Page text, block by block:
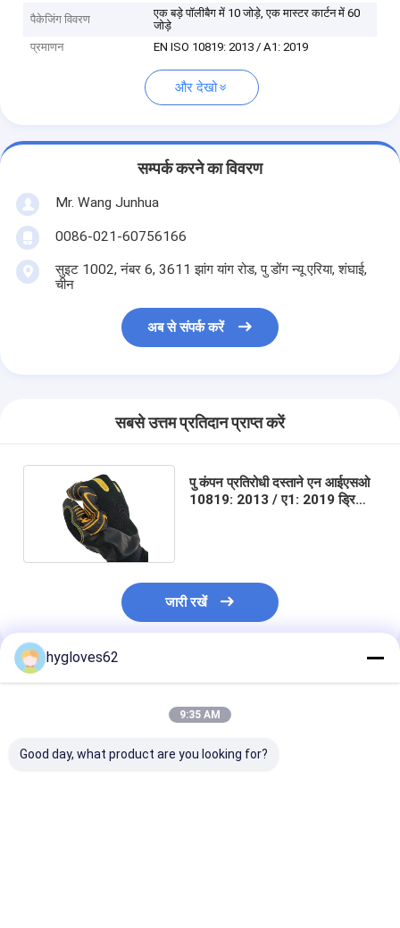
पैकेजिंग विवरण
एक बड़े पॉलीबैग में 10 जोड़े, एक मास्टर कार्टन में 60
जोड़े
प्रमाणन
EN ISO 10819: 2013 / A1: 2019
और देखो
सम्पर्क करने का विवरण
Mr. Wang Junhua
0086-021-60756166
सुइट 1002, नंबर 6, 3611 झांग यांग रोड, पु डोंग न्यू एरिया, शंघाई,
चीन
अब से संपर्क करें
सबसे उत्तम प्रतिदान प्राप्त करें
पु कंपन प्रतिरोधी दस्ताने एन आईएसओ
10819: 2013 / ए1: 2019 ड्रिलिंग
जारी रखें
अनुशंसित उत्पाद
hygloves62
9:35 AM
Good day, what product are you looking for?